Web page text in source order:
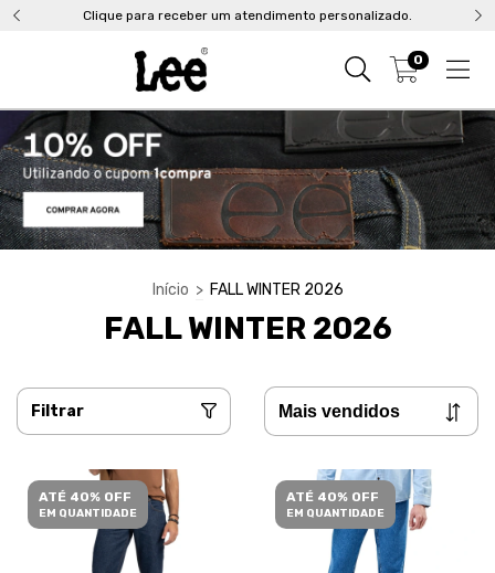
Clique para receber um atendimento personalizado.
0
Início > FALL WINTER 2026
FALL WINTER 2026
Filtrar
ATÉ 40% OFF
EM QUANTIDADE
ATÉ 40% OFF
EM QUANTIDADE